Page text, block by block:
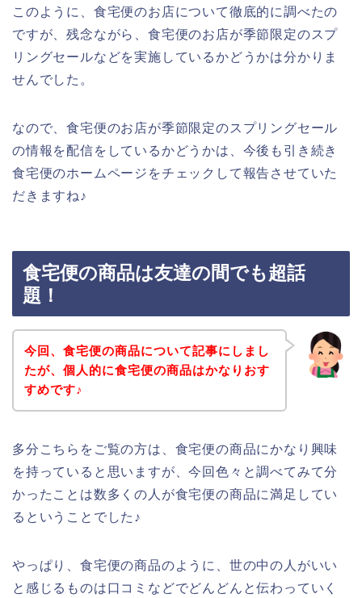
このように、食宅便のお店について徹底的に調べたの
ですが、残念ながら、食宅便のお店が季節限定のスプ
リングセールなどを実施しているかどうかは分かりま
せんでした。
なので、食宅便のお店が季節限定のスプリングセール
の情報を配信をしているかどうかは、今後も引き続き
食宅便のホームページをチェックして報告させていた
だきますね♪
食宅便の商品は友達の間でも超話
題！
今回、食宅便の商品について記事にしまし
たが、個人的に食宅便の商品はかなりおす
すめです♪
多分こちらをご覧の方は、食宅便の商品にかなり興味
を持っていると思いますが、今回色々と調べてみて分
かったことは数多くの人が食宅便の商品に満足してい
るということでした♪
やっぱり、食宅便の商品のように、世の中の人がいい
と感じるものは口コミなどでどんどんと伝わっていく